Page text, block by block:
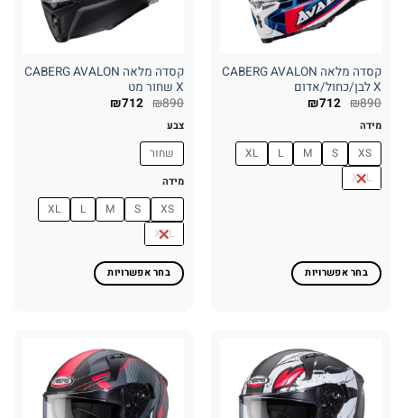
קסדה מלאה CABERG AVALON
X לבן/כחול/אדום
₪890
₪712
מידה
XS
S
M
L
XL
XXL
בחר אפשרויות
סוגים.
ניתן
לבחור
קסדה מלאה CABERG AVALON
X שחור מט
₪890
₪712
צבע
שחור
מידה
XS
S
M
L
XL
XXL
בחר אפשרויות
סוגים.
ניתן
לבחור